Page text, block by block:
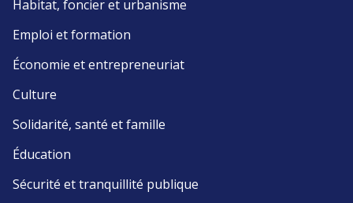
Habitat, foncier et urbanisme
Emploi et formation
Économie et entrepreneuriat
Culture
Solidarité, santé et famille
Éducation
Sécurité et tranquillité publique